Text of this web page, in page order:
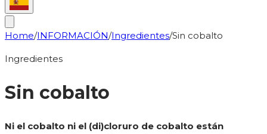
Home/INFORMACIÓN/Ingredientes/Sin cobalto
Ingredientes
Sin cobalto
Ni el cobalto ni el (di)cloruro de cobalto están